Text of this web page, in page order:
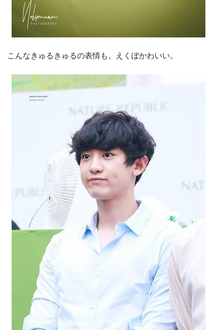
こんなきゅるきゅるの表情も。えくぼかわいい。